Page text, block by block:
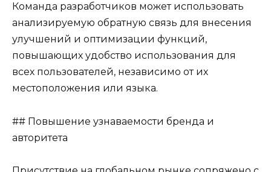
Команда разработчиков может использовать
анализируемую обратную связь для внесения
улучшений и оптимизации функций,
повышающих удобство использования для
всех пользователей, независимо от их
местоположения или языка.
## Повышение узнаваемости бренда и
авторитета